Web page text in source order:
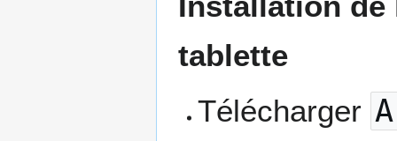
tablette
Télécharger